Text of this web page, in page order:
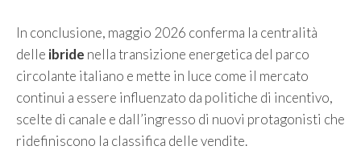
In conclusione, maggio 2026 conferma la centralità
delle ibride nella transizione energetica del parco
circolante italiano e mette in luce come il mercato
continui a essere influenzato da politiche di incentivo,
scelte di canale e dall’ingresso di nuovi protagonisti che
ridefiniscono la classifica delle vendite.